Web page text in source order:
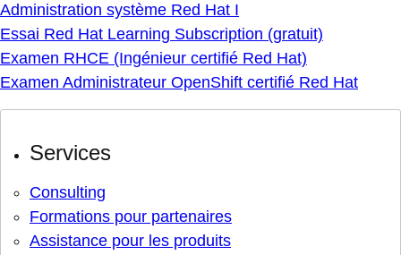
Administration système Red Hat I
Essai Red Hat Learning Subscription (gratuit)
Examen RHCE (Ingénieur certifié Red Hat)
Examen Administrateur OpenShift certifié Red Hat
Services
Consulting
Formations pour partenaires
Assistance pour les produits